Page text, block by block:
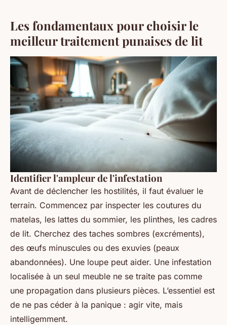
Les fondamentaux pour choisir le
meilleur traitement punaises de lit
Identifier l'ampleur de l'infestation
Avant de déclencher les hostilités, il faut évaluer le
terrain. Commencez par inspecter les coutures du
matelas, les lattes du sommier, les plinthes, les cadres
de lit. Cherchez des taches sombres (excréments),
des œufs minuscules ou des exuvies (peaux
abandonnées). Une loupe peut aider. Une infestation
localisée à un seul meuble ne se traite pas comme
une propagation dans plusieurs pièces. L’essentiel est
de ne pas céder à la panique : agir vite, mais
intelligemment.